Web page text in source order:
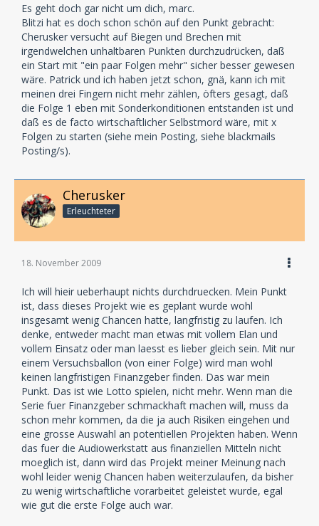
Es geht doch gar nicht um dich, marc.
Blitzi hat es doch schon schön auf den Punkt gebracht:
Cherusker versucht auf Biegen und Brechen mit
irgendwelchen unhaltbaren Punkten durchzudrücken, daß
ein Start mit "ein paar Folgen mehr" sicher besser gewesen
wäre. Patrick und ich haben jetzt schon, gnä, kann ich mit
meinen drei Fingern nicht mehr zählen, öfters gesagt, daß
die Folge 1 eben mit Sonderkonditionen entstanden ist und
daß es de facto wirtschaftlicher Selbstmord wäre, mit x
Folgen zu starten (siehe mein Posting, siehe blackmails
Posting/s).
Cherusker
Erleuchteter
18. November 2009
Ich will hieir ueberhaupt nichts durchdruecken. Mein Punkt
ist, dass dieses Projekt wie es geplant wurde wohl
insgesamt wenig Chancen hatte, langfristig zu laufen. Ich
denke, entweder macht man etwas mit vollem Elan und
vollem Einsatz oder man laesst es lieber gleich sein. Mit nur
einem Versuchsballon (von einer Folge) wird man wohl
keinen langfristigen Finanzgeber finden. Das war mein
Punkt. Das ist wie Lotto spielen, nicht mehr. Wenn man die
Serie fuer Finanzgeber schmackhaft machen will, muss da
schon mehr kommen, da die ja auch Risiken eingehen und
eine grosse Auswahl an potentiellen Projekten haben. Wenn
das fuer die Audiowerkstatt aus finanziellen Mitteln nicht
moeglich ist, dann wird das Projekt meiner Meinung nach
wohl leider wenig Chancen haben weiterzulaufen, da bisher
zu wenig wirtschaftliche vorarbeitet geleistet wurde, egal
wie gut die erste Folge auch war.